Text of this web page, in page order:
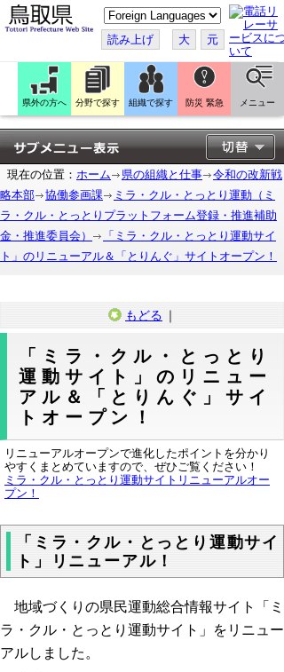
こ
の
ペ
ー
ジ
翻
訳
す
る
読み上げ 大 元
県外の方へ 分野で探す 組織で探す 防災 緊急 メニュー
現在の位置： ホーム 県の組織と仕事
令和の改新戦
略本部
協働参画課
ミラ・クル・とっとり運動（ミ
ラ・クル・とっとりプラットフォーム登録・推進補助
金・推進委員会）
「ミラ・クル・とっとり運動サイ
ト」のリニューアル＆「とりんぐ」サイトオープン！
もどる ｜
「ミラ・クル・とっとり
運動サイト」のリニュー
アル＆「とりんぐ」サイ
トオープン！
リニューアルオープンで進化したポイントを分かり
やすくまとめていますので、ぜひご覧ください！
ミラ・クル・とっとり運動サイトリニューアルオー
プン！
「ミラ・クル・とっとり運動サイ
ト」リニューアル！
地域づくりの県民運動総合情報サイト「ミ
ラ・クル・とっとり運動サイト」をリニュー
アルしました。